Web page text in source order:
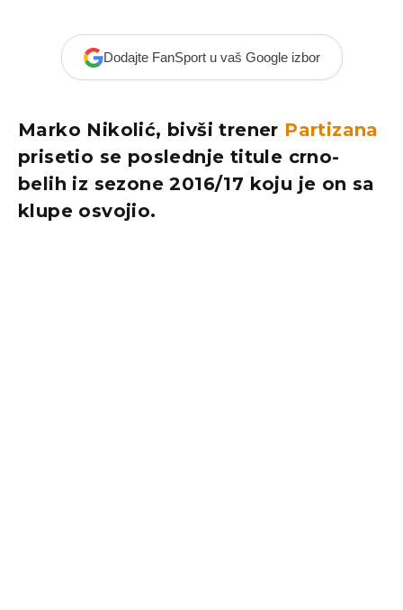
Dodajte FanSport u vaš Google izbor
Marko Nikolić, bivši trener Partizana
prisetio se poslednje titule crno-
belih iz sezone 2016/17 koju je on sa
klupe osvojio.